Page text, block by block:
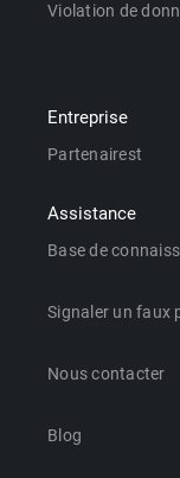
Violation de
Entreprise
Partenairest
Assistance
Base de
Signaler un faux
Nous contacter
Blog